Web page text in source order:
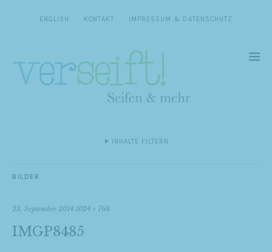
ENGLISH KONTAKT IMPRESSUM & DATENSCHUTZ
INHALTE FILTERN
BILDER
23. September 2014 1024 × 768
IMGP8485